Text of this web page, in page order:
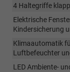
4 Haltegriffe
Elektrische
Kindersicherung
Klimaautomatik
Luftbefeuchter
LED Ambiente-